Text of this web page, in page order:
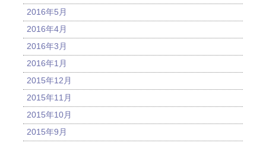
2016年5月
2016年4月
2016年3月
2016年1月
2015年12月
2015年11月
2015年10月
2015年9月